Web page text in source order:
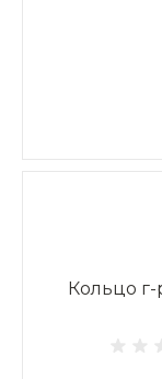
Кольцо г-